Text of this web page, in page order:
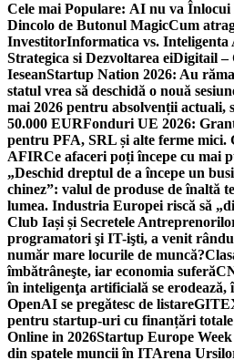
Cele mai Populare: AI nu va
Dincolo de Butonul MagicCum
InvestitorInformatica vs. Inteligenta
Strategica si Dezvoltarea eiDigitail –
IeseanStartup Nation 2026: Au
statul vrea să deschidă o nouă
mai 2026 pentru absolvenții actuali,
50.000 EURFonduri UE 2026:
pentru PFA, SRL și alte ferme mici.
AFIRCe afaceri poți începe cu mai
„Deschid dreptul de a începe un
chinez”: valul de produse de înaltă
lumea. Industria Europei riscă să
Club Iași și Secretele
programatori şi IT-işti, a venit
număr mare locurile de muncă?
îmbătrâneşte, iar economia suferă
în inteligenţa artificială se
OpenAI se pregătesc de listare
pentru startup-uri cu finanțări totale
Online in 2026Startup Europe
din spatele muncii în ITArena